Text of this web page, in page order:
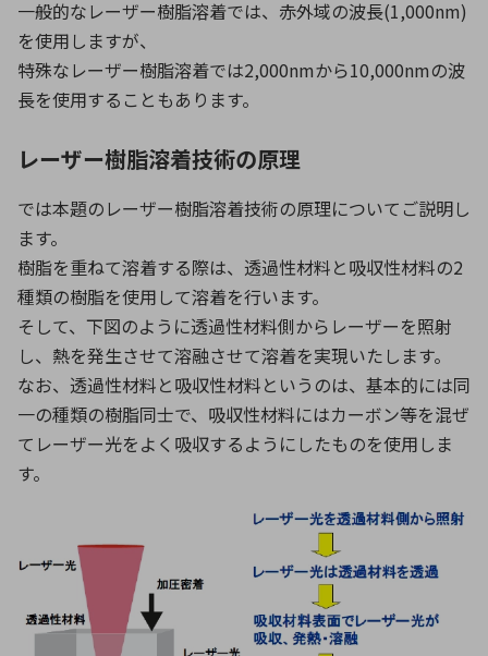
一般的なレーザー樹脂溶着では、赤外域の波長(1,000nm)
を使用しますが、
特殊なレーザー樹脂溶着では2,000nmから10,000nmの波
長を使用することもあります。
レーザー樹脂溶着技術の原理
では本題のレーザー樹脂溶着技術の原理についてご説明し
ます。
樹脂を重ねて溶着する際は、透過性材料と吸収性材料の2
種類の樹脂を使用して溶着を行います。
そして、下図のように透過性材料側からレーザーを照射
し、熱を発生させて溶融させて溶着を実現いたします。
なお、透過性材料と吸収性材料というのは、基本的には同
一の種類の樹脂同士で、吸収性材料にはカーボン等を混ぜ
てレーザー光をよく吸収するようにしたものを使用しま
す。